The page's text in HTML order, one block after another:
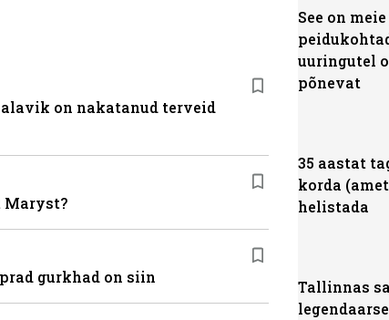
on nakatanud terveid
Maryst?
gurkhad on siin
See on
uuringutel
põnevat
35 aastat
korda
helistada
Tallinnas